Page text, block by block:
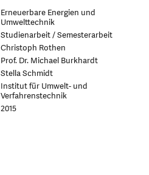
Erneuerbare Energien und
Umwelttechnik
Studienarbeit / Semesterarbeit
Christoph Rothen
Prof. Dr. Michael Burkhardt
Stella Schmidt
Institut für Umwelt- und
Verfahrenstechnik
2015